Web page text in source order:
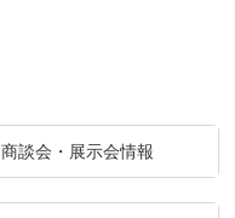
商談会・展示会情報